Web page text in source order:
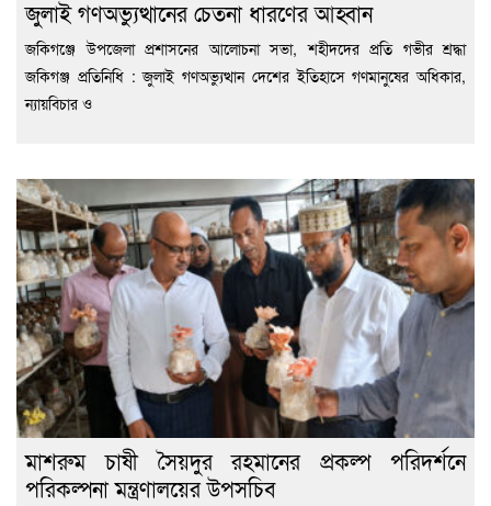
জুলাই গণঅভ্যুত্থানের চেতনা ধারণের আহ্বান
জকিগঞ্জে উপজেলা প্রশাসনের আলোচনা সভা, শহীদদের প্রতি গভীর শ্রদ্ধা
জকিগঞ্জ প্রতিনিধি : জুলাই গণঅভ্যুত্থান দেশের ইতিহাসে গণমানুষের অধিকার,
ন্যায়বিচার ও
মাশরুম চাষী সৈয়দুর রহমানের প্রকল্প পরিদর্শনে
পরিকল্পনা মন্ত্রণালয়ের উপসচিব